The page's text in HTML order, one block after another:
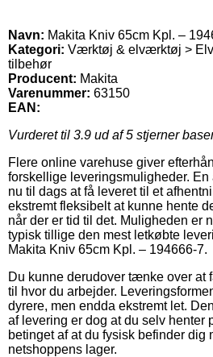
Navn: Makita Kniv 65cm Kpl. –
Kategori: Værktøj & elværktøj >
tilbehør
Producent: Makita
Varenummer: 63150
EAN:
Vurderet til 3.9 ud af 5 stjerner
Flere online varehuse giver
forskellige leveringsmuligheder. En
nu til dags at få leveret til et
ekstremt fleksibelt at kunne hente
når der er tid til det. Muligheden er
typisk tillige den mest letkøbte
Makita Kniv 65cm Kpl. – 194666-7.
Du kunne derudover tænke over at
til hvor du arbejder.
dyrere, men endda ekstremt let.
af levering er dog at du selv henter
betinget af at du fysisk befinder dig
netshoppens lager.